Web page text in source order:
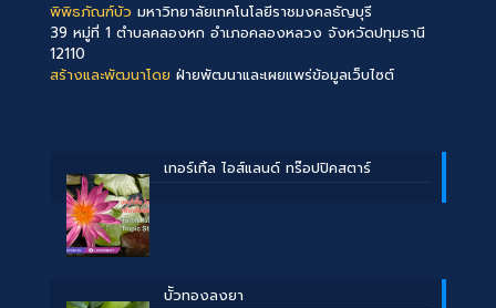
พิพิธภัณฑ์บัว มหาวิทยาลัยเทคโนโลยีราชมงคลธัญบุรี
39 หมู่ที่ 1 ตำบลคลองหก อำเภอคลองหลวง จังหวัดปทุมธานี
12110
สร้างและพัฒนาโดย ฝ่ายพัฒนาและเผยแพร่ข้อมูลเว็บไซต์
เทอร์เทิ้ล ไอส์แลนด์ ทร๊อปปิคสตาร์
บััวทองลงยา